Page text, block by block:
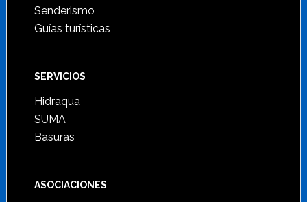
Senderismo
Guías turísticas
SERVICIOS
Hidraqua
SUMA
Basuras
ASOCIACIONES